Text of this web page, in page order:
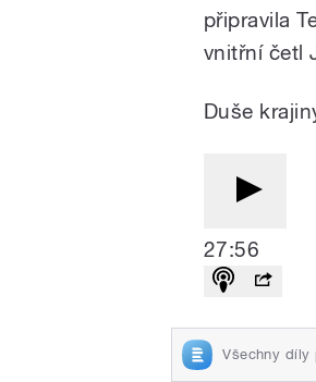
připravila
vnitřní četl
Duše
27:56
Všechny díly